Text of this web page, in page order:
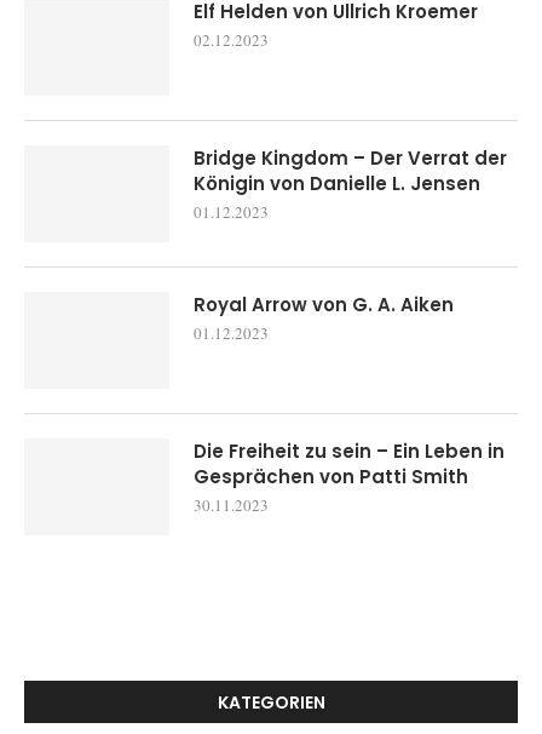
Elf Helden von Ullrich Kroemer
02.12.2023
Bridge Kingdom – Der Verrat der
Königin von Danielle L. Jensen
01.12.2023
Royal Arrow von G. A. Aiken
01.12.2023
Die Freiheit zu sein – Ein Leben in
Gesprächen von Patti Smith
30.11.2023
KATEGORIEN